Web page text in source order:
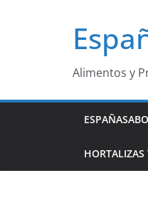
Alimentos y
HORTALIZAS